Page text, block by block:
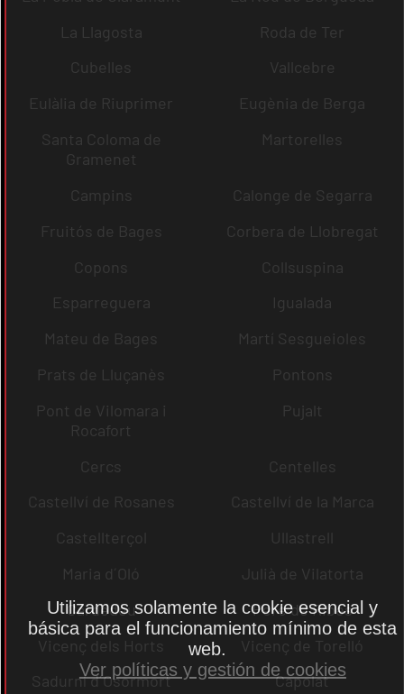
La Llagosta
Roda de Ter
Cubelles
Vallcebre
Eulàlia de Riuprimer
Eugènia de Berga
Santa Coloma de
Gramenet
Martorelles
Campins
Calonge de Segarra
Fruitós de Bages
Corbera de Llobregat
Copons
Collsuspina
Esparreguera
Igualada
Mateu de Bages
Martí Sesgueioles
Prats de Lluçanès
Pontons
Pont de Vilomara i
Rocafort
Pujalt
Cercs
Centelles
Castellví de Rosanes
Castellví de la Marca
Castellterçol
Ullastrell
Maria d´Oló
Julià de Vilatorta
Cardedeu
Pere de Ribes
Vicenç dels Horts
Vicenç de Torelló
Sadurní d´Osormort
Capolat
Utilizamos solamente la cookie esencial y
básica para el funcionamiento mínimo de esta
web.
Ver políticas y gestión de cookies